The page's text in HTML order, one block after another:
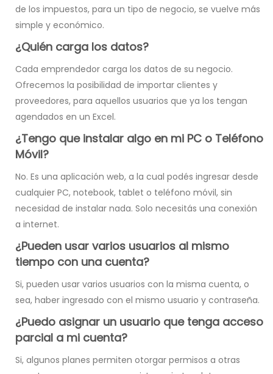
de los impuestos, para un tipo de negocio, se vuelve más
simple y económico.
¿Quién carga los datos?
Cada emprendedor carga los datos de su negocio.
Ofrecemos la posibilidad de importar clientes y
proveedores, para aquellos usuarios que ya los tengan
agendados en un Excel.
¿Tengo que instalar algo en mi PC o Teléfono
Móvil?
No. Es una aplicación web, a la cual podés ingresar desde
cualquier PC, notebook, tablet o teléfono móvil, sin
necesidad de instalar nada. Solo necesitás una conexión
a internet.
¿Pueden usar varios usuarios al mismo
tiempo con una cuenta?
Si, pueden usar varios usuarios con la misma cuenta, o
sea, haber ingresado con el mismo usuario y contraseña.
¿Puedo asignar un usuario que tenga acceso
parcial a mi cuenta?
Si, algunos planes permiten otorgar permisos a otras